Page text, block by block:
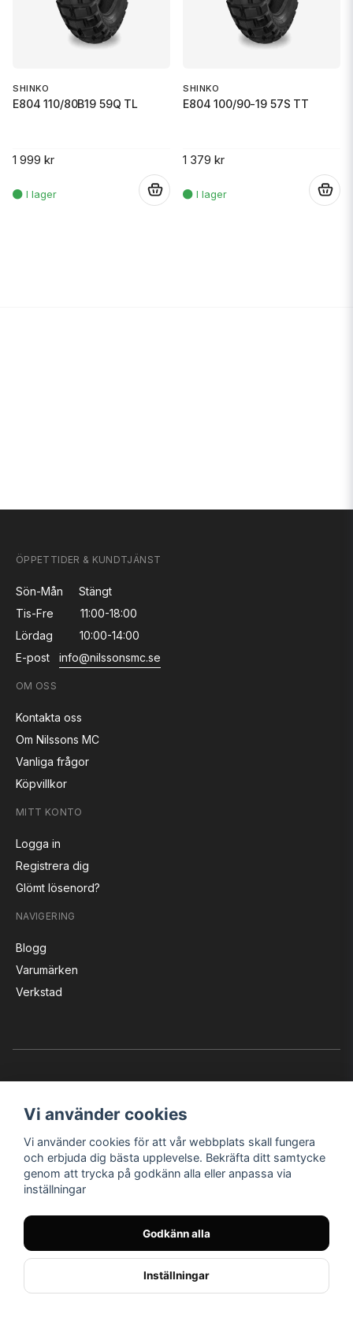
SHINKO
E804 110/80B19 59Q TL
1 999 kr
SHINKO
E804 100/90-19 57S TT
1 379 kr
ÖPPETTIDER & KUNDTJÄNST
Sön-Mån
Stängt
Tis-Fre
11:00-18:00
Lördag
10:00-14:00
E-post
info@nilssonsmc.se
OM OSS
Kontakta oss
Om Nilssons MC
Vanliga frågor
Köpvillkor
MITT KONTO
Logga in
Registrera dig
Glömt lösenord?
NAVIGERING
Blogg
Varumärken
Verkstad
© Nilssons MC - Allt för dig & din MC
Instagram Facebook YouTube
Vi använder cookies
Vi använder cookies för att vår webbplats skall fungera
och erbjuda dig bästa upplevelse. Bekräfta ditt samtycke
genom att trycka på godkänn alla eller anpassa via
inställningar
Godkänn alla
Inställningar